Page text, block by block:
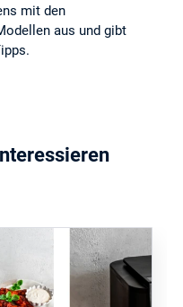
mit den
aus und gibt